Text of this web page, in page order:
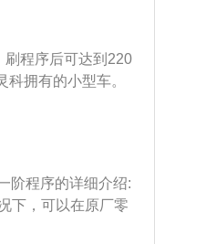
成立的新时代高端
基于由沃尔沃汽车
架构建立，于2016
中心（CEVT）和
享制造基地；按照
刷程序后可达到220
拥有的小型车。
）、1460mm（m
至4000rpm。
配的是7速双离合
牛米。发动机的最
动机采用缸内直喷
03前悬架采用麦弗
阶程序的详细介绍:
下，可以在原厂零
作用是用来改善一